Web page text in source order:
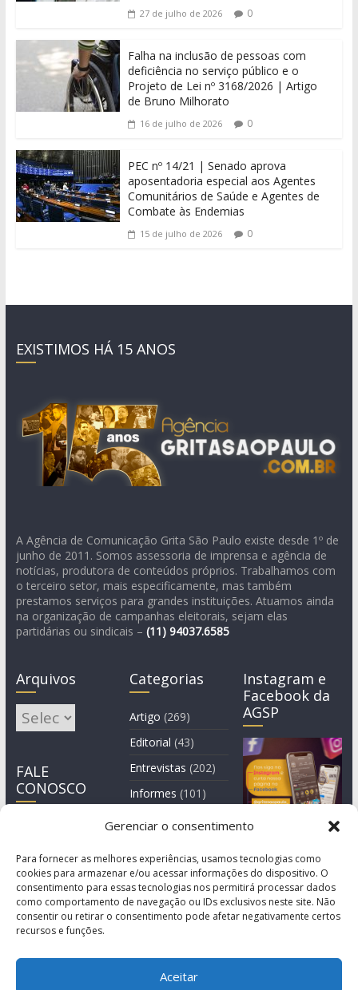
Gerenciar o consentimento
Para fornecer as melhores experiências, usamos tecnologias como
cookies para armazenar e/ou acessar informações do dispositivo. O
consentimento para essas tecnologias nos permitirá processar dados
como comportamento de navegação ou IDs exclusivos neste site. Não
consentir ou retirar o consentimento pode afetar negativamente certos
recursos e funções.
Aceitar
27 de julho de 2026 0
Falha na inclusão de pessoas com
deficiência no serviço público e o
Projeto de Lei nº 3168/2026 | Artigo
de Bruno Milhorato
16 de julho de 2026 0
PEC nº 14/21 | Senado aprova
aposentadoria especial aos Agentes
Comunitários de Saúde e Agentes de
Combate às Endemias
15 de julho de 2026 0
EXISTIMOS HÁ 15 ANOS
A Agência de Comunicação Grita São Paulo existe desde 1º de
junho de 2011. Somos assessoria de imprensa e agência de
notícias, produtora de conteúdos próprios. Trabalhamos com
o terceiro setor, mais especificamente, mas também
prestamos serviços para grandes instituições. Atuamos ainda
na organização de campanhas eleitorais, sejam elas
partidárias ou sindicais – (11) 94037.6585
Arquivos
Arquivos
FALE
CONOSCO
Categorias
Artigo (269)
Editorial (43)
Entrevistas (202)
Informes (101)
Manchete
Instagram e
Facebook da
AGSP